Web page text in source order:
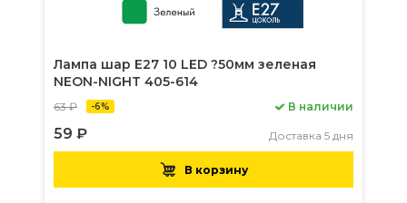
Лампа шар Е27 10 LED ?50мм зеленая
NEON-NIGHT 405-614
63 ₽ -6%
59 ₽
В наличии
Доставка 5 дня
В корзину